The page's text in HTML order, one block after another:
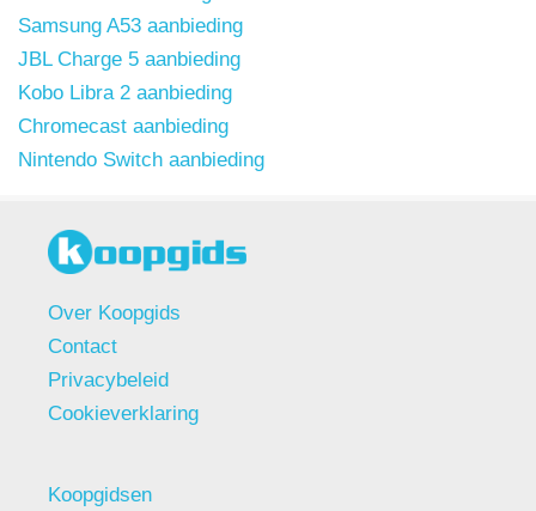
Samsung A53 aanbieding
JBL Charge 5 aanbieding
Kobo Libra 2 aanbieding
Chromecast aanbieding
Nintendo Switch aanbieding
Over Koopgids
Contact
Privacybeleid
Cookieverklaring
Koopgidsen